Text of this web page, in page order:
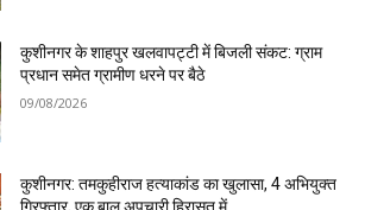
कुशीनगर के शाहपुर खलवापट्टी में बिजली संकट: ग्राम
प्रधान समेत ग्रामीण धरने पर बैठे
09/08/2026
कुशीनगर: तमकुहीराज हत्याकांड का खुलासा, 4 अभियुक्त